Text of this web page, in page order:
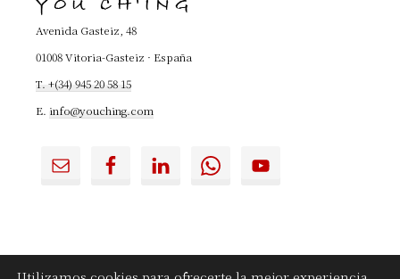
Web...
YOU CH'ING
Avenida Gasteiz, 48
01008 Vitoria-Gasteiz · España
T. +(34) 945 20 58 15
E. info@youching.com